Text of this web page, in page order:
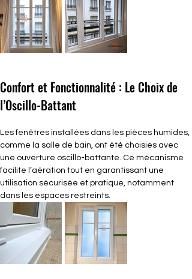
Confort et Fonctionnalité : Le Choix de
l’Oscillo-Battant
Les fenêtres installées dans les pièces humides,
comme la salle de bain, ont été choisies avec
une ouverture oscillo-battante. Ce mécanisme
facilite l’aération tout en garantissant une
utilisation sécurisée et pratique, notamment
dans les espaces restreints.